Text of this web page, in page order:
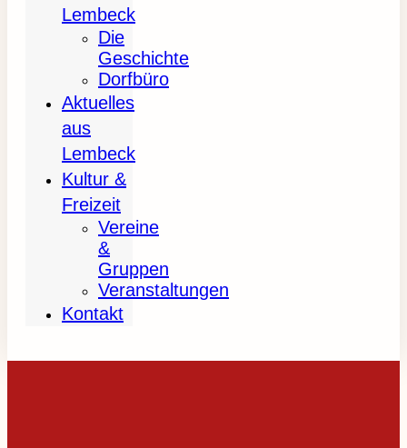
Lembeck
Die
Geschichte
Dorfbüro
Aktuelles
aus
Lembeck
Kultur &
Freizeit
Vereine
&
Gruppen
Veranstaltungen
Kontakt